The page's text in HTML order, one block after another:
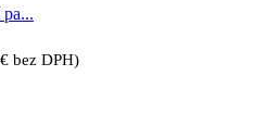
€ bez DPH)